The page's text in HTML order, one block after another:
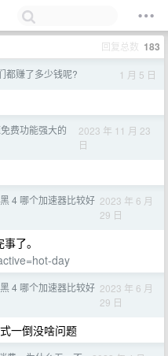
回复总数 183
都赚了多少钱呢? 1 月 5 日
费功能强大的
2023 年 11 月 23
日
4 哪个加速器比较好 2023 年 6 月
29 日
了。
day
4 哪个加速器比较好 2023 年 6 月
29 日
一倒没啥问题